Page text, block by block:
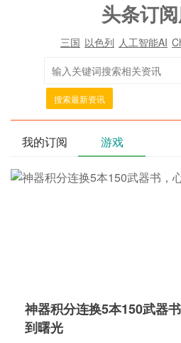
头条订
三国 以色列 人工智能AI
搜索最新资讯
我的订阅 游戏
神器积分连换5本150武器
到曙光